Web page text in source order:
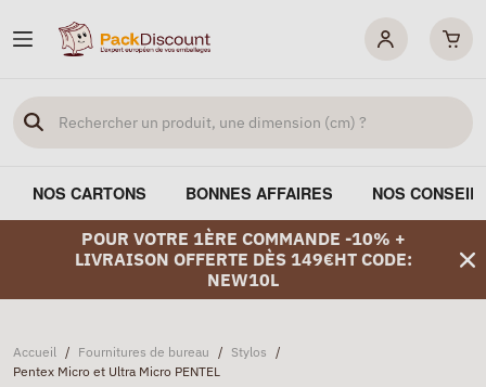
NOS CARTONS BONNES AFFAIRES NOS
POUR VOTRE 1ÈRE COMMANDE -10% +
LIVRAISON OFFERTE DÈS 149€HT CODE:
NEW10L
Accueil / Fournitures de bureau / Stylos /
Pentex Micro et Ultra Micro PENTEL